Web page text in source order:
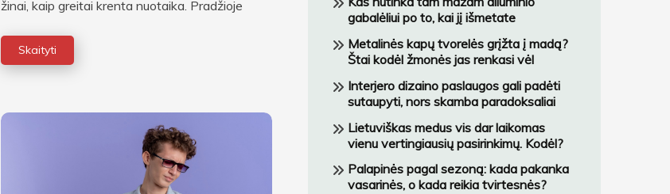
žinai, kaip greitai krenta nuotaika. Pradžioje
Skaityti
gabalėliui po to, kai jį išmetate
Metalinės kapų tvorelės grįžta į madą?
Štai kodėl žmonės jas renkasi vėl
Interjero dizaino paslaugos gali padėti
sutaupyti, nors skamba paradoksaliai
Lietuviškas medus vis dar laikomas
vienu vertingiausių pasirinkimų. Kodėl?
Palapinės pagal sezoną: kada pakanka
vasarinės, o kada reikia tvirtesnės?